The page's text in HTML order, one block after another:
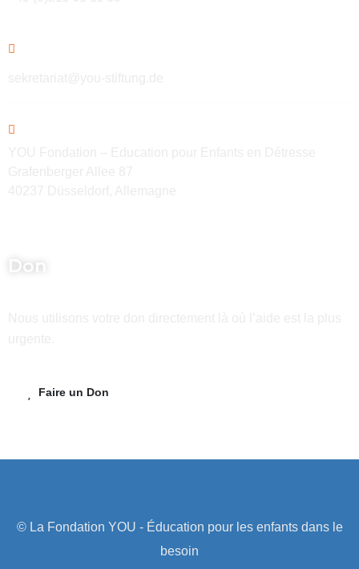
Don
Faire un Don
© La Fondation YOU - Éducation pour les enfants dans le
besoin